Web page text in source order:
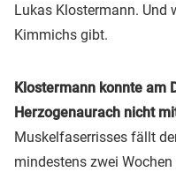
Lukas Klostermann. Und
Kimmichs gibt.
Klostermann konnte am
Herzogenaurach nicht
Muskelfaserrisses fällt
mindestens zwei